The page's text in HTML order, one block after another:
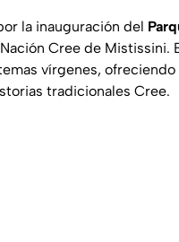
la inauguración del
Cree de Mistissini.
vírgenes, ofreciendo
tradicionales Cree.